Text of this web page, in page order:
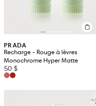
PRADA
Recharge - Rouge à lèvres
Monochrome Hyper Matte
50 $